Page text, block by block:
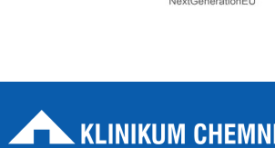
Bereitschaftsdienst
Telefon